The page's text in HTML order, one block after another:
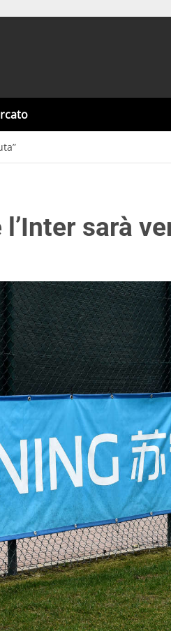
sarà